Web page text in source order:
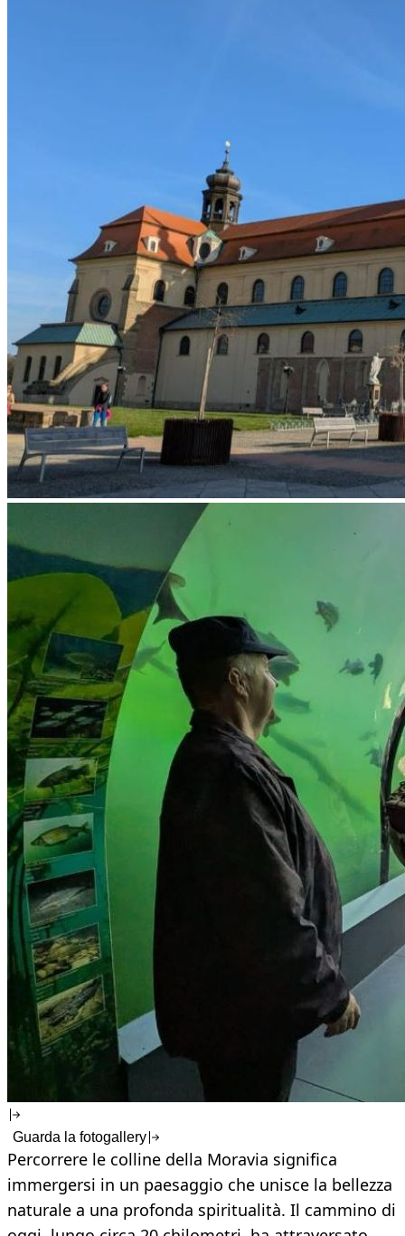
Guarda la fotogallery
Percorrere le colline della Moravia significa
immergersi in un paesaggio che unisce la bellezza
naturale a una profonda spiritualità. Il cammino di